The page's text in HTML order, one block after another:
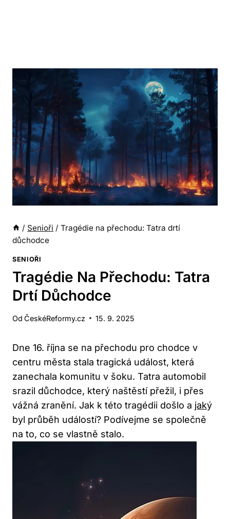
/ Senioři / Tragédie na přechodu: Tatra drtí
důchodce
SENIOŘI
Tragédie Na Přechodu: Tatra
Drtí Důchodce
Od ČeskéReformy.cz 15. 9. 2025
Dne 16. října se na přechodu pro chodce v
centru města stala tragická událost, která
zanechala komunitu v šoku. Tatra automobil
srazil důchodce, který naštěstí přežil, i přes
vážná zranění. Jak k této tragédii došlo a jaký
byl průběh událostí? Podívejme se společně
na to, co se vlastně stalo.